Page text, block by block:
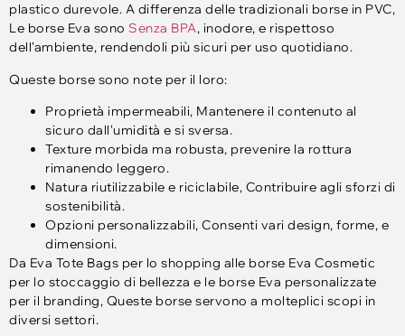
plastico durevole. A differenza delle tradizionali borse in PVC,
Le borse Eva sono Senza BPA, inodore, e rispettoso
dell'ambiente, rendendoli più sicuri per uso quotidiano.
Queste borse sono note per il loro:
Proprietà impermeabili, Mantenere il contenuto al
sicuro dall'umidità e si sversa.
Texture morbida ma robusta, prevenire la rottura
rimanendo leggero.
Natura riutilizzabile e riciclabile, Contribuire agli sforzi di
sostenibilità.
Opzioni personalizzabili, Consenti vari design, forme, e
dimensioni.
Da Eva Tote Bags per lo shopping alle borse Eva Cosmetic
per lo stoccaggio di bellezza e le borse Eva personalizzate
per il branding, Queste borse servono a molteplici scopi in
diversi settori.